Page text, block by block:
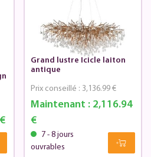
Grand lustre Icicle laiton
antique
Maintenant : 2,116.94
€
Prix conseillé : 3,136.99 €
7 - 8 jours
ouvrables